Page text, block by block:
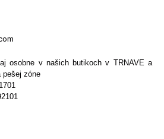
osobne v našich butikoch v TRNAVE a
pešej zóne